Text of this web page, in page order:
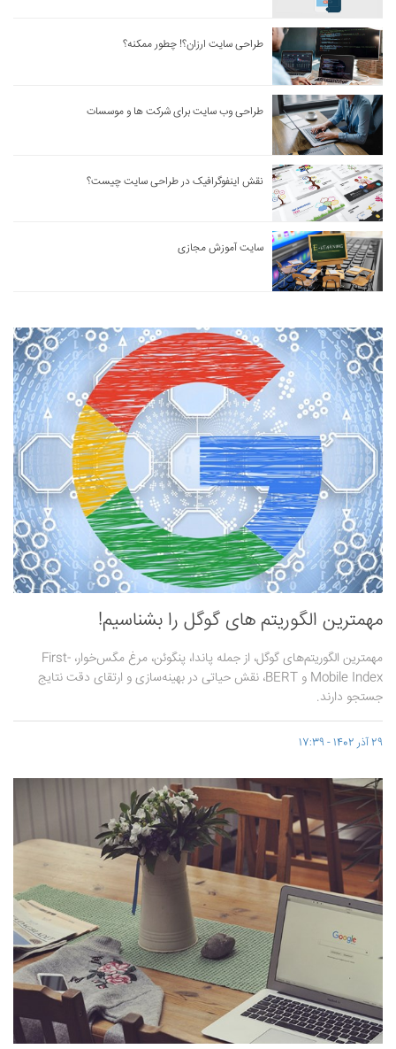
طراحی سایت ارزان؟! چطور ممکنه؟
طراحی وب سایت برای شرکت ها و موسسات
نقش اینفوگرافیک در طراحی سایت چیست؟
سایت آموزش مجازی
مهمترین الگوریتم های گوگل را بشناسیم!
مهمترین الگوریتم‌های گوگل، از جمله پاندا، پنگوئن، مرغ مگس‌خوار، First-
Mobile Index و BERT، نقش حیاتی در بهینه‌سازی و ارتقای دقت نتایج
جستجو دارند.
29 آذر 1402 - 17:39